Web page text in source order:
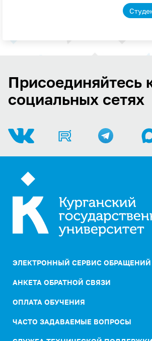
Присоединяйтесь
социальных сетях
ЭЛЕКТРОННЫЙ СЕРВИС ОБРАЩЕНИЙ
АНКЕТА ОБРАТНОЙ СВЯЗИ
ОПЛАТА ОБУЧЕНИЯ
ЧАСТО ЗАДАВАЕМЫЕ ВОПРОСЫ